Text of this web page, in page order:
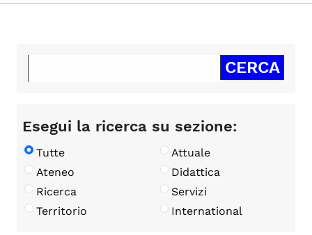
Esegui la ricerca su sezione:
Tutte
Attuale
Ateneo
Didattica
Ricerca
Servizi
Territorio
International